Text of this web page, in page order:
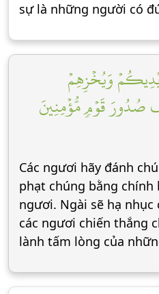
sự là những người có
وَيُخۡزِهِمۡ
صُدُورَ قَوۡمٖ مُّؤۡمِنِينَ
Các ngươi hãy đánh
phạt chúng bằng chính
ngươi. Ngài sẽ hạ nhục
các ngươi chiến thắng
lành tấm lòng của